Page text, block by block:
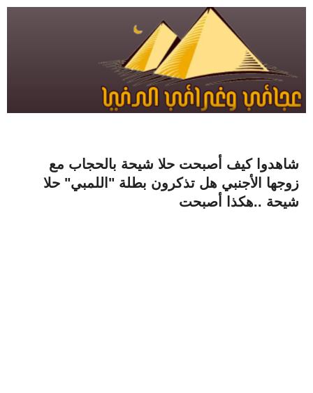
شاهدوا كيف أصبحت حلا شيحة بالحجاب مع
زوجها الأجنبي هل تذكرون بطلة "اللمبي" حلا
شيحة ..هكذا أصبحت